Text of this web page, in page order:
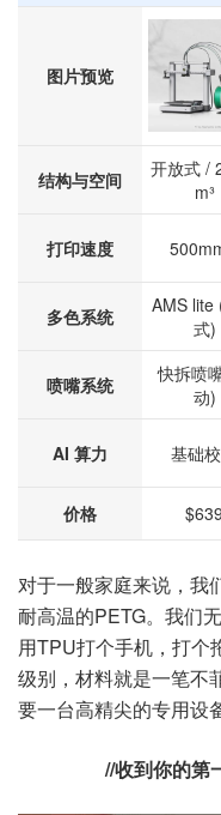
图片预览
结构与空间
开放式 /
m³
打印速度
多色系统
AMS lite
式)
喷嘴系统
快拆喷
动)
AI 算力 基础
价格
$639
对于一般家庭来说，我
耐高温的PETG。我们
用TPU打个手机，打个
级别，材料就是一笔不
要一台高精尖的专用设备
//收到你的第